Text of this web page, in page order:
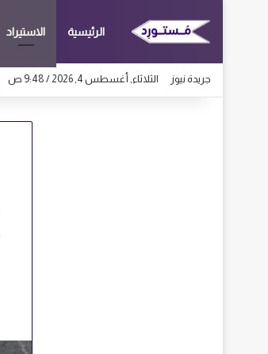
الرئيسية الاستيراد
جريدة نيوز الثلاثاء, أغسطس 4, 2026 / 9:48 ص